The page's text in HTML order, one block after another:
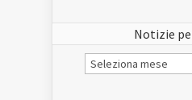
Notizie
Notizie
per